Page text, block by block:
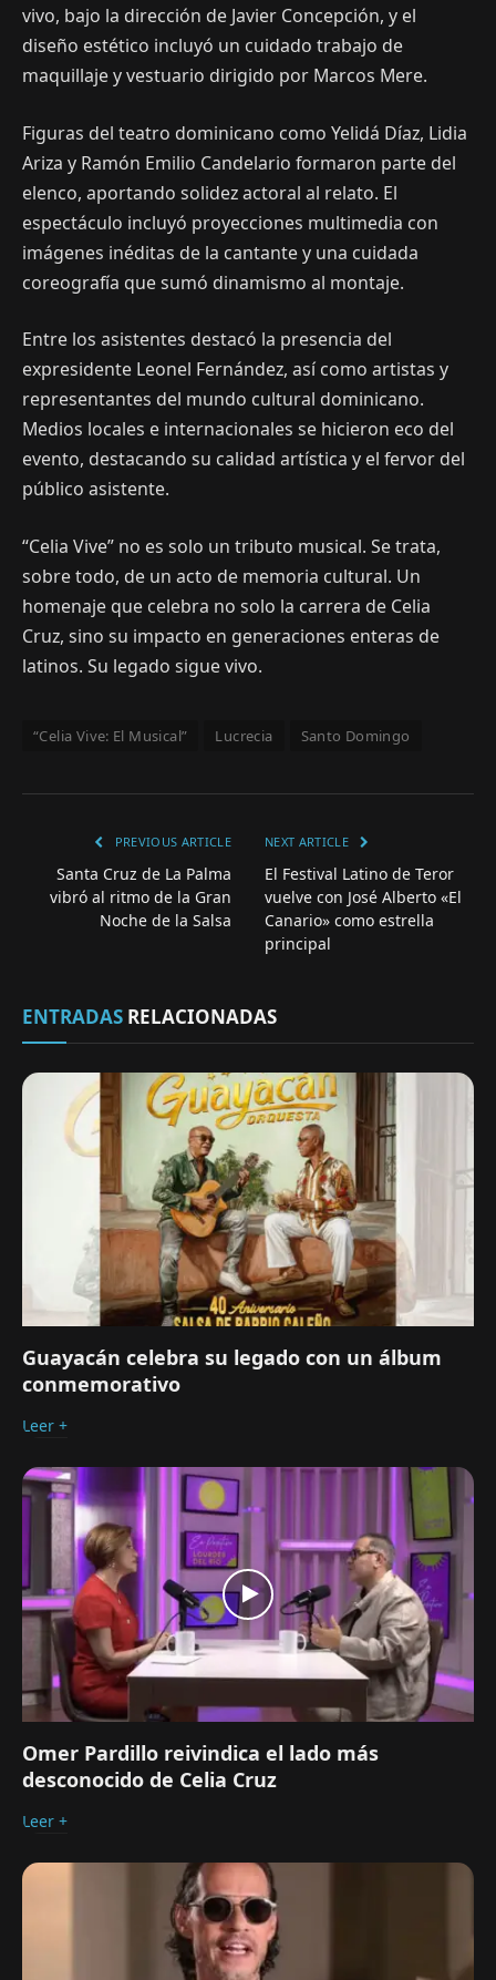
vivo, bajo la dirección de Javier Concepción, y el
diseño estético incluyó un cuidado trabajo de
maquillaje y vestuario dirigido por Marcos Mere.
Figuras del teatro dominicano como Yelidá Díaz, Lidia
Ariza y Ramón Emilio Candelario formaron parte del
elenco, aportando solidez actoral al relato. El
espectáculo incluyó proyecciones multimedia con
imágenes inéditas de la cantante y una cuidada
coreografía que sumó dinamismo al montaje.
Entre los asistentes destacó la presencia del
expresidente Leonel Fernández, así como artistas y
representantes del mundo cultural dominicano.
Medios locales e internacionales se hicieron eco del
evento, destacando su calidad artística y el fervor del
público asistente.
“Celia Vive” no es solo un tributo musical. Se trata,
sobre todo, de un acto de memoria cultural. Un
homenaje que celebra no solo la carrera de Celia
Cruz, sino su impacto en generaciones enteras de
latinos. Su legado sigue vivo.
“Celia Vive: El Musical” Lucrecia Santo Domingo
PREVIOUS ARTICLE
Santa Cruz de La Palma
vibró al ritmo de la Gran
Noche de la Salsa
NEXT ARTICLE
El Festival Latino de Teror
vuelve con José Alberto «El
Canario» como estrella
principal
ENTRADAS RELACIONADAS
Guayacán celebra su legado con un álbum
conmemorativo
Leer +
Omer Pardillo reivindica el lado más
desconocido de Celia Cruz
Leer +